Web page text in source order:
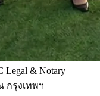
& Notary
กรุงเทพฯ